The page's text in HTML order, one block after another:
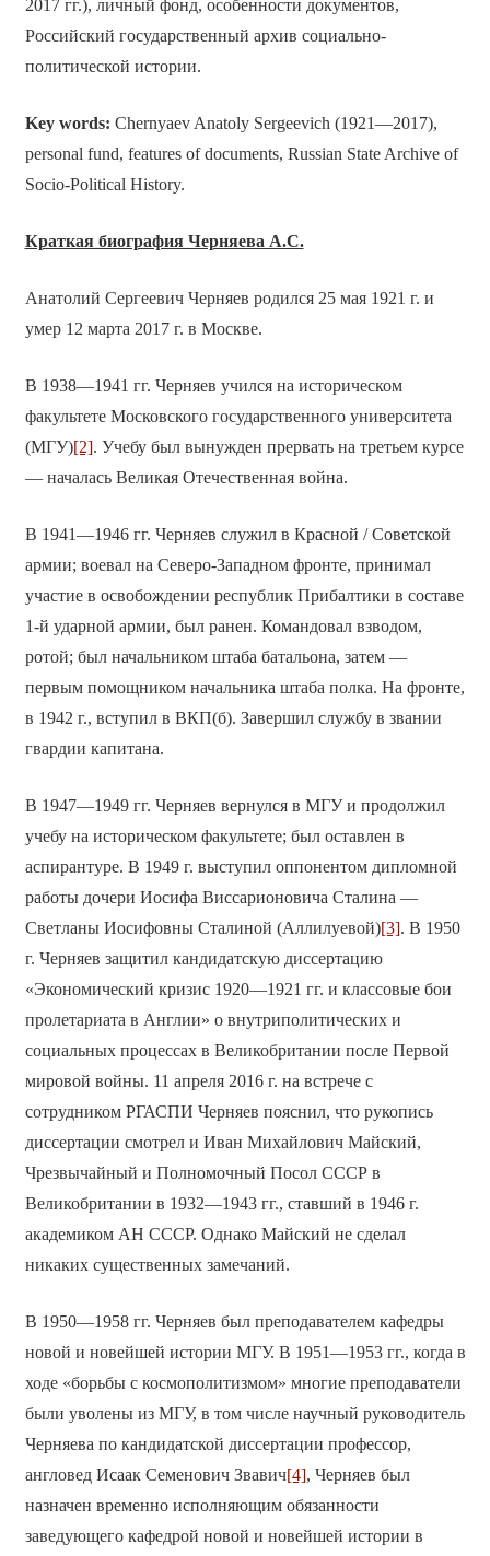
2017 гг.), личный фонд, особенности документов,
Российский государственный архив социально-
политической истории.
Key words: Chernyaev Anatoly Sergeevich (1921—2017),
personal fund, features of documents, Russian State Archive of
Socio-Political History.
Краткая биография Черняева А.С.
Анатолий Сергеевич Черняев родился 25 мая 1921 г. и
умер 12 марта 2017 г. в Москве.
В 1938—1941 гг. Черняев учился на историческом
факультете Московского государственного университета
(МГУ)[2]. Учебу был вынужден прервать на третьем курсе
— началась Великая Отечественная война.
В 1941—1946 гг. Черняев служил в Красной / Советской
армии; воевал на Северо-Западном фронте, принимал
участие в освобождении республик Прибалтики в составе
1-й ударной армии, был ранен. Командовал взводом,
ротой; был начальником штаба батальона, затем —
первым помощником начальника штаба полка. На фронте,
в 1942 г., вступил в ВКП(б). Завершил службу в звании
гвардии капитана.
В 1947—1949 гг. Черняев вернулся в МГУ и продолжил
учебу на историческом факультете; был оставлен в
аспирантуре. В 1949 г. выступил оппонентом дипломной
работы дочери Иосифа Виссарионовича Сталина —
Светланы Иосифовны Сталиной (Аллилуевой)[3]. В 1950
г. Черняев защитил кандидатскую диссертацию
«Экономический кризис 1920—1921 гг. и классовые бои
пролетариата в Англии» о внутриполитических и
социальных процессах в Великобритании после Первой
мировой войны. 11 апреля 2016 г. на встрече с
сотрудником РГАСПИ Черняев пояснил, что рукопись
диссертации смотрел и Иван Михайлович Майский,
Чрезвычайный и Полномочный Посол СССР в
Великобритании в 1932—1943 гг., ставший в 1946 г.
академиком АН СССР. Однако Майский не сделал
никаких существенных замечаний.
В 1950—1958 гг. Черняев был преподавателем кафедры
новой и новейшей истории МГУ. В 1951—1953 гг., когда в
ходе «борьбы с космополитизмом» многие преподаватели
были уволены из МГУ, в том числе научный руководитель
Черняева по кандидатской диссертации профессор,
англовед Исаак Семенович Звавич[4], Черняев был
назначен временно исполняющим обязанности
заведующего кафедрой новой и новейшей истории в